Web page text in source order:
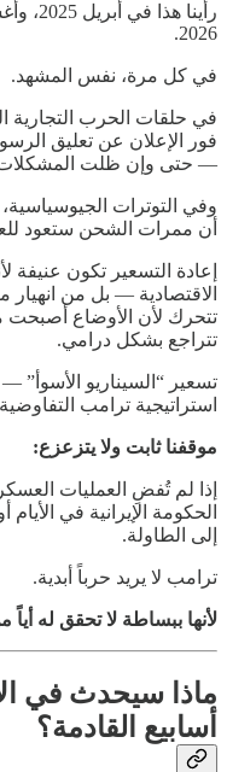
2026.
في كل مرة، نفس المشهد.
في حلقات الحرب التجارية
فور الإعلان عن تعليق
— حتى وإن ظلت المشكلات
وفي التوترات
أن ممرات الشحن ستعود
إعادة التسعير تكون عنيفة
الاقتصادية — بل من
تتحرك لأن الأوضاع أصبحت
تتراجع بشكل درامي.
تسعير “السيناريو
استراتيجية ترامب
موقفنا ثابت ولا يتزعزع:
إذا لم تُفضِ العمليات
الحكومة الإيرانية في
إلى الطاولة.
ترامب لا يريد حرباً أبدية.
لأنها ببساطة لا تحقق له أياً
ماذا سيحدث في
أسابيع القادمة؟